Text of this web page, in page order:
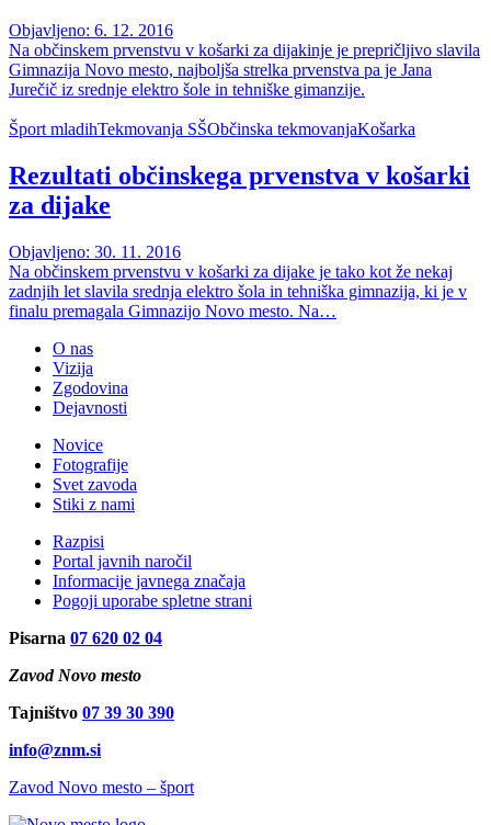
Objavljeno: 6. 12. 2016
Na občinskem prvenstvu v košarki za dijakinje je prepričljivo slavila
Gimnazija Novo mesto, najboljša strelka prvenstva pa je Jana
Jurečič iz srednje elektro šole in tehniške gimanzije.
Šport mladihTekmovanja SŠObčinska tekmovanjaKošarka
Rezultati občinskega prvenstva v košarki
za dijake
Objavljeno: 30. 11. 2016
Na občinskem prvenstvu v košarki za dijake je tako kot že nekaj
zadnjih let slavila srednja elektro šola in tehniška gimnazija, ki je v
finalu premagala Gimnazijo Novo mesto. Na…
O nas
Vizija
Zgodovina
Dejavnosti
Novice
Fotografije
Svet zavoda
Stiki z nami
Razpisi
Portal javnih naročil
Informacije javnega značaja
Pogoji uporabe spletne strani
Pisarna 07 620 02 04
Zavod Novo mesto
Tajništvo 07 39 30 390
info@znm.si
Zavod Novo mesto – šport